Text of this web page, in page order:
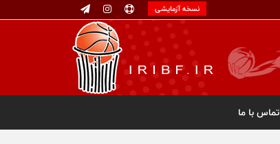
نسخه آزمایشی
تماس با ما